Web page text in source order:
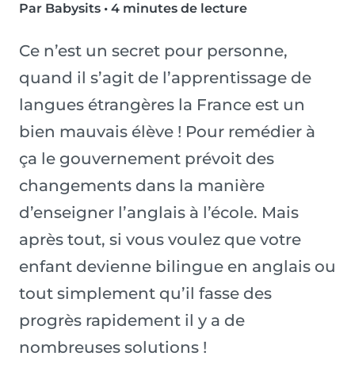
Par Babysits • 4 minutes de lecture
Ce n’est un secret pour personne,
quand il s’agit de l’apprentissage de
langues étrangères la France est un
bien mauvais élève ! Pour remédier à
ça le gouvernement prévoit des
changements dans la manière
d’enseigner l’anglais à l’école. Mais
après tout, si vous voulez que votre
enfant devienne bilingue en anglais ou
tout simplement qu’il fasse des
progrès rapidement il y a de
nombreuses solutions !